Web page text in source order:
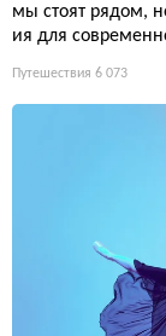
мы стоят рядом,
ия для
Путешествия 6 073